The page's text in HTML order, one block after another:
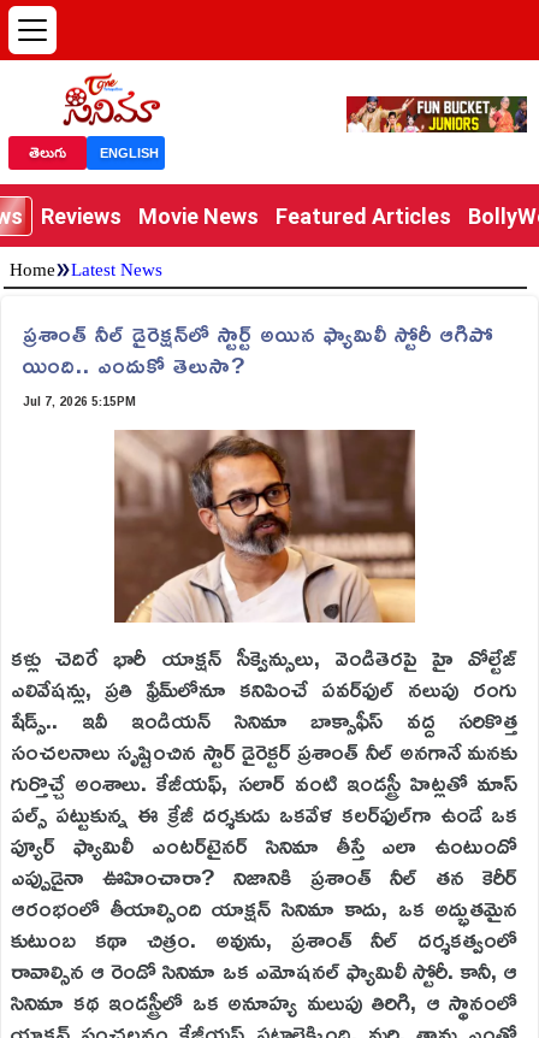
తెలుగు ENGLISH
Reviews Movie News Featured Articles
Home»Latest News
ప్రశాంత్ నీల్ డైరెక్ష‌న్‌లో స్టార్ట్ అయిన ఫ్యామిలీ స్టోరీ ఆగిపో
యింది.. ఎందుకో తెలుసా?
Jul 7, 2026 5:15PM
కళ్లు చెదిరే భారీ యాక్షన్ సీక్వెన్సులు, వెండితెరపై హై వోల్టేజ్
ఎలివేషన్లు, ప్రతి ఫ్రేమ్‌లోనూ కనిపించే పవర్‌ఫుల్ నలుపు రంగు
షేడ్స్.. ఇవీ ఇండియన్ సినిమా బాక్సాఫీస్ వద్ద సరికొత్త
సంచలనాలు సృష్టించిన స్టార్ డైరెక్టర్ ప్రశాంత్ నీల్ అనగానే మనకు
గుర్తొచ్చే అంశాలు. కేజీయఫ్, సలార్ వంటి ఇండస్ట్రీ హిట్లతో మాస్
పల్స్ పట్టుకున్న ఈ క్రేజీ దర్శకుడు ఒకవేళ కలర్‌ఫుల్‌గా ఉండే ఒక
ప్యూర్ ఫ్యామిలీ ఎంటర్‌టైనర్ సినిమా తీస్తే ఎలా ఉంటుందో
ఎప్పుడైనా ఊహించారా? నిజానికి ప్రశాంత్ నీల్ తన కెరీర్
ఆరంభంలో తీయాల్సింది యాక్షన్ సినిమా కాదు, ఒక అద్భుతమైన
కుటుంబ కథా చిత్రం. అవును, ప్రశాంత్ నీల్ దర్శకత్వంలో
రావాల్సిన ఆ రెండో సినిమా ఒక ఎమోషనల్ ఫ్యామిలీ స్టోరీ. కానీ, ఆ
సినిమా కథ ఇండస్ట్రీలో ఒక అనూహ్య మలుపు తిరిగి, ఆ స్థానంలో